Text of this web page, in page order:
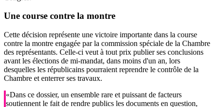
Une course contre la montre
Cette décision représente une victoire importante dans la course
contre la montre engagée par la commission spéciale de la Chambre
des représentants. Celle-ci veut à tout prix publier ses conclusions
avant les élections de mi-mandat, dans moins d'un an, lors
desquelles les républicains pourraient reprendre le contrôle de la
Chambre et enterrer ses travaux.
«Dans ce dossier, un ensemble rare et puissant de facteurs
soutiennent le fait de rendre publics les documents en question,